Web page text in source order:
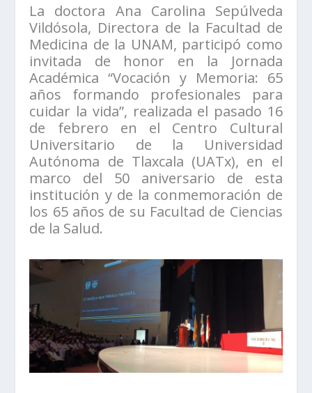
La doctora Ana Carolina Sepúlveda
Vildósola, Directora de la Facultad de
Medicina de la UNAM, participó como
invitada de honor en la Jornada
Académica “Vocación y Memoria: 65
años formando profesionales para
cuidar la vida”, realizada el pasado 16
de febrero en el Centro Cultural
Universitario de la Universidad
Autónoma de Tlaxcala (UATx), en el
marco del 50 aniversario de esta
institución y de la conmemoración de
los 65 años de su Facultad de Ciencias
de la Salud.